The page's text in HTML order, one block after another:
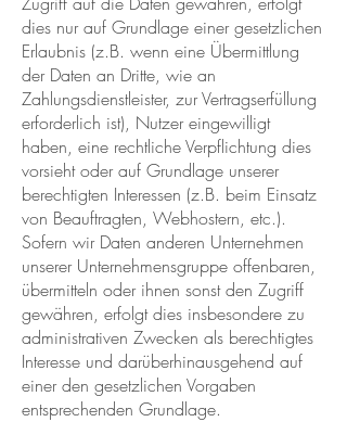
dies nur auf Grundlage einer gesetzlichen
Erlaubnis (z.B. wenn eine Übermittlung
der Daten an Dritte, wie an
Zahlungsdienstleister, zur Vertragserfüllung
erforderlich ist), Nutzer eingewilligt
haben, eine rechtliche Verpflichtung dies
vorsieht oder auf Grundlage unserer
berechtigten Interessen (z.B. beim Einsatz
von Beauftragten, Webhostern, etc.).
Sofern wir Daten anderen Unternehmen
unserer Unternehmensgruppe offenbaren,
übermitteln oder ihnen sonst den Zugriff
gewähren, erfolgt dies insbesondere zu
administrativen Zwecken als berechtigtes
Interesse und darüberhinausgehend auf
einer den gesetzlichen Vorgaben
entsprechenden Grundlage.